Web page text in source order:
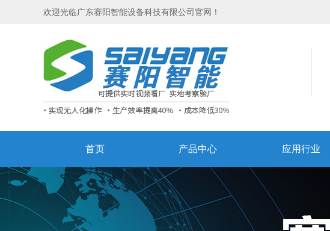
欢迎光临广东赛阳智能设备科技有限公司官网！
首页 产品中心 应用行业